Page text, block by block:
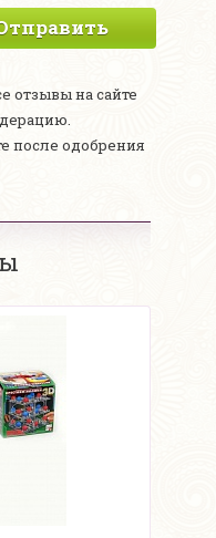
отзывы на сайте
после одобрения